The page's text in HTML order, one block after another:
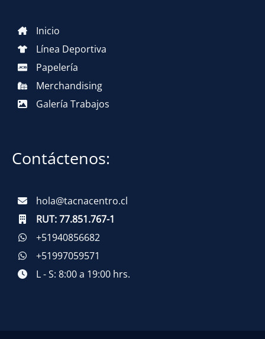
Inicio
Línea Deportiva
Papelería
Merchandising
Galería Trabajos
Contáctenos:
hola@tacnacentro.cl
RUT:77.851.767-1
+51940856682
+51997059571
L - S: 8:00 a 19:00 hrs.